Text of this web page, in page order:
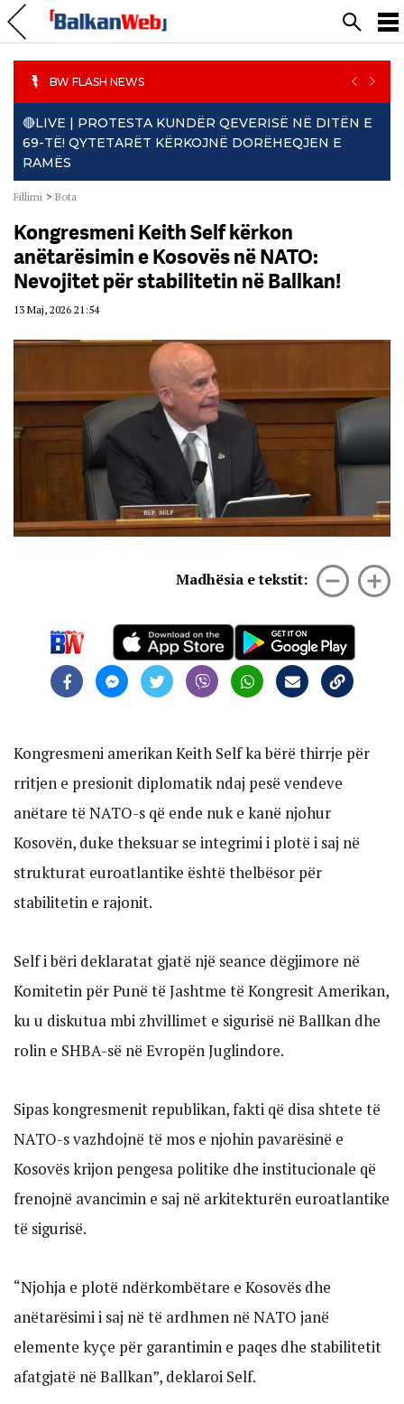
BW FLASH NEWS
🔴LIVE | PROTESTA KUNDËR QEVERISË NË DITËN E
69-TË! QYTETARËT KËRKOJNË DORËHEQJEN E
RAMËS
NEXT
Fillimi > Bota
Kongresmeni Keith Self kërkon
anëtarësimin e Kosovës në NATO:
Nevojitet për stabilitetin në Ballkan!
13 Maj, 2026 21:54
Madhësia e tekstit:
Kongresmeni amerikan Keith Self ka bërë thirrje për
rritjen e presionit diplomatik ndaj pesë vendeve
anëtare të NATO-s që ende nuk e kanë njohur
Kosovën, duke theksuar se integrimi i plotë i saj në
strukturat euroatlantike është thelbësor për
stabilitetin e rajonit.
Self i bëri deklaratat gjatë një seance dëgjimore në
Komitetin për Punë të Jashtme të Kongresit Amerikan,
ku u diskutua mbi zhvillimet e sigurisë në Ballkan dhe
rolin e SHBA-së në Evropën Juglindore.
Sipas kongresmenit republikan, fakti që disa shtete të
NATO-s vazhdojnë të mos e njohin pavarësinë e
Kosovës krijon pengesa politike dhe institucionale që
frenojnë avancimin e saj në arkitekturën euroatlantike
të sigurisë.
“Njohja e plotë ndërkombëtare e Kosovës dhe
anëtarësimi i saj në të ardhmen në NATO janë
elemente kyçe për garantimin e paqes dhe stabilitetit
afatgjatë në Ballkan”, deklaroi Self.